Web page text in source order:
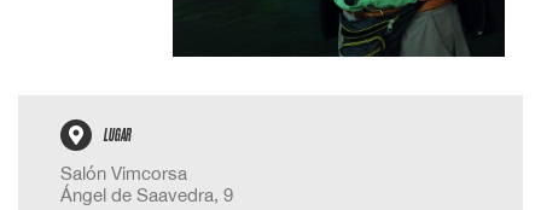
LUGAR
Salón Vimcorsa
Ángel de Saavedra, 9